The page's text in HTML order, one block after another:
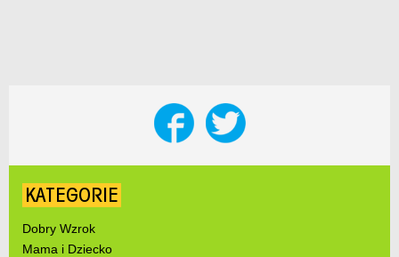
KATEGORIE
Dobry Wzrok
Mama i Dziecko